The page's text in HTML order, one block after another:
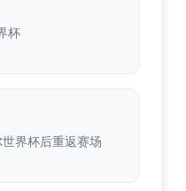
杯
界杯后重返赛场